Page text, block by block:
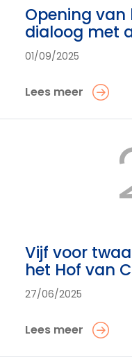
Opening
dialoog met
01/09/2025
Lees meer
Vijf voor
het Hof van
27/06/2025
Lees meer